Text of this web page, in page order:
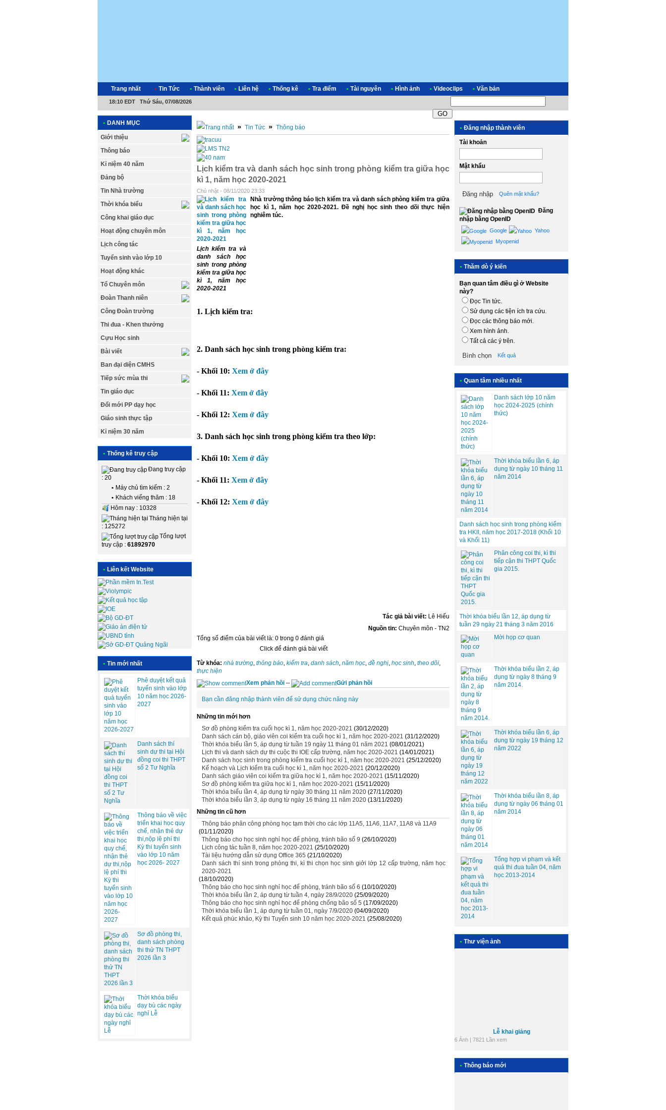
Trang nhất • Tin Tức • Thành viên • Liên hệ • Thống kê • Tra điểm • Tài nguyên • Hình ảnh • Videoclips • Văn bản
18:10 EDT Thứ Sáu, 07/08/2026
• DANH MỤC
Giới thiệu
Thông báo
Kỉ niệm 40 năm
Đảng bộ
Tin Nhà trường
Thời khóa biểu
Công khai giáo dục
Hoạt động chuyên môn
Lịch công tác
Tuyển sinh vào lớp 10
Hoạt động khác
Tổ Chuyên môn
Đoàn Thanh niên
Công Đoàn trường
Thi đua - Khen thưởng
Cựu Học sinh
Bài viết
Ban đại diện CMHS
Tiếp sức mùa thi
Tin giáo dục
Đổi mới PP dạy học
Giáo sinh thực tập
Kỉ niệm 30 năm
• Thống kê truy cập
Đang truy cập
: 20
• Máy chủ tìm kiếm : 2
• Khách viếng thăm : 18
Hôm nay : 10328
Tháng hiện tại
: 125272
Tổng lượt
truy cập : 61892970
• Liên kết Website
• Tin mới nhất
Phê duyệt kết quả
tuyển sinh vào lớp
10 năm học 2026-
2027
Danh sách thí
sinh dự thi tại Hội
đồng coi thi THPT
số 2 Tư Nghĩa
Thông báo về việc
triển khai học quy
chế, nhận thẻ dự
thi,nộp lệ phí thi
Kỳ thi tuyển sinh
vào lớp 10 năm
học 2026- 2027
Sơ đồ phòng thi,
danh sách phòng
thi thử TN THPT
2026 lần 3
Thời khóa biểu
dạy bù các ngày
nghỉ Lễ
» Tin Tức » Thông báo
Lịch kiểm tra và danh sách học sinh trong phòng kiểm tra giữa học
kì 1, năm học 2020-2021
Chủ nhật - 08/11/2020 23:33
Lịch kiểm tra và
danh sách học
sinh trong phòng
kiểm tra giữa học
kì 1, năm học
2020-2021
Nhà trường thông báo lịch kiểm tra và danh sách phòng kiểm tra giữa
học kì 1, năm học 2020-2021. Đề nghị học sinh theo dõi thực hiện
nghiêm túc.
1. Lịch kiểm tra:
2. Danh sách học sinh trong phòng kiểm tra:
- Khối 10: Xem ở đây
- Khối 11: Xem ở đây
- Khối 12: Xem ở đây
3. Danh sách học sinh trong phòng kiểm tra theo lớp:
- Khối 10: Xem ở đây
- Khối 11: Xem ở đây
- Khối 12: Xem ở đây
Tác giả bài viết: Lê Hiếu
Nguồn tin: Chuyên môn - TN2
Tổng số điểm của bài viết là: 0 trong 0 đánh giá
Click để đánh giá bài viết
Từ khóa: nhà trường, thông báo, kiểm tra, danh sách, năm học, đề nghị, học sinh, theo dõi,
thực hiện
Xem phản hồi -- Gửi phản hồi
Bạn cần đăng nhập thành viên để sử dụng chức năng này
Những tin mới hơn
Sơ đồ phòng kiểm tra cuối học kì 1, năm học 2020-2021 (30/12/2020)
Danh sách cán bộ, giáo viên coi kiểm tra cuối học kì 1, năm học 2020-2021 (31/12/2020)
Thời khóa biểu lần 5, áp dụng từ tuần 19 ngày 11 tháng 01 năm 2021 (08/01/2021)
Lịch thi và danh sách dự thi cuộc thi IOE cấp trường, năm học 2020-2021 (14/01/2021)
Danh sách học sinh trong phòng kiểm tra cuối học kì 1, năm học 2020-2021 (25/12/2020)
Kế hoạch và Lịch kiểm tra cuối học kì 1, năm học 2020-2021 (20/12/2020)
Danh sách giáo viên coi kiểm tra giữa học kì 1, năm học 2020-2021 (15/11/2020)
Sơ đồ phòng kiểm tra giữa học kì 1, năm học 2020-2021 (15/11/2020)
Thời khóa biểu lần 4, áp dụng từ ngày 30 tháng 11 năm 2020 (27/11/2020)
Thời khóa biểu lần 3, áp dụng từ ngày 16 tháng 11 năm 2020 (13/11/2020)
Những tin cũ hơn
Thông báo phân công phòng học tạm thời cho các lớp 11A5, 11A6, 11A7, 11A8 và 11A9
(01/11/2020)
Thông báo cho học sinh nghỉ học để phòng, tránh bão số 9 (26/10/2020)
Lịch công tác tuần 8, năm học 2020-2021 (25/10/2020)
Tài liệu hướng dẫn sử dụng Office 365 (21/10/2020)
Danh sách thí sinh trong phòng thi, kì thi chọn học sinh giởi lớp 12 cấp trường, năm học
2020-2021
(18/10/2020)
Thông báo cho học sinh nghỉ học để phòng, tránh bão số 6 (10/10/2020)
Thời khóa biểu lần 2, áp dụng từ tuần 4, ngày 28/9/2020 (25/09/2020)
Thông báo cho học sinh nghỉ học để phòng chống bão số 5 (17/09/2020)
Thời khóa biểu lần 1, áp dụng từ tuần 01, ngày 7/9/2020 (04/09/2020)
Kết quả phúc khảo, Kỳ thi Tuyển sinh 10 năm học 2020-2021 (25/08/2020)
• Đăng nhập thành viên
Tài khoản
Mật khẩu
Quên mật khẩu?
Đăng
nhập bằng OpenID
Google
Yahoo
Myopenid
• Thăm dò ý kiến
Bạn quan tâm điều gì ở Website
này?
Đọc Tin tức.
Sử dụng các tiện ích tra cứu.
Đọc các thông báo mới.
Xem hình ảnh.
Tất cả các ý trên.
Kết quả
• Quan tâm nhiều nhất
Danh sách lớp 10 năm
học 2024-2025 (chính
thức)
Thời khóa biểu lần 6, áp
dụng từ ngày 10 tháng 11
năm 2014
Danh sách học sinh trong phòng kiểm
tra HKII, năm học 2017-2018 (Khối 10
và Khối 11)
Phân công coi thi, kì thi
tiếp cận thi THPT Quốc
gia 2015.
Thời khóa biểu lần 12, áp dụng từ
tuần 29 ngày 21 tháng 3 năm 2016
Mời họp cơ quan
Thời khóa biểu lần 2, áp
dụng từ ngày 8 tháng 9
năm 2014.
Thời khóa biểu lần 6, áp
dụng từ ngày 19 tháng 12
năm 2022
Thời khóa biểu lần 8, áp
dụng từ ngày 06 tháng 01
năm 2014
Tổng hợp vi phạm và kết
quả thi đua tuần 04, năm
học 2013-2014
• Thư viện ảnh
Lễ khai giảng
6 Ảnh | 7821 Lần xem
9 Ảnh | 9636 Lần xem
+ Xem tất cả
• Thông báo mới